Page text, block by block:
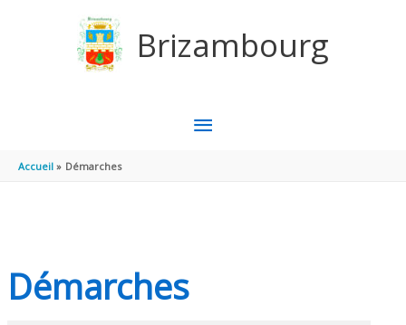
Brizambourg
MENU
Accueil Démarches
Démarches